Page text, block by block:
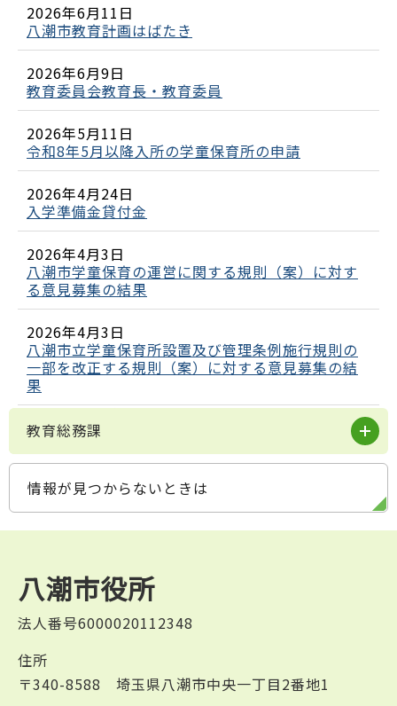
2026年6月11日
八潮市教育計画はばたき
2026年6月9日
教育委員会教育長・教育委員
2026年5月11日
令和8年5月以降入所の学童保育所の申請
2026年4月24日
入学準備金貸付金
2026年4月3日
八潮市学童保育の運営に関する規則（案）に対す
る意見募集の結果
2026年4月3日
八潮市立学童保育所設置及び管理条例施行規則の
一部を改正する規則（案）に対する意見募集の結
果
教育総務課
情報が見つからないときは
八潮市役所
法人番号6000020112348
住所
〒340-8588 埼玉県八潮市中央一丁目2番地1